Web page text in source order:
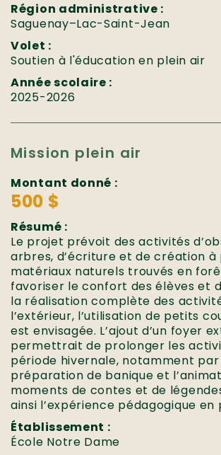
Région administrative :
Saguenay–Lac-Saint-Jean
Volet :
Soutien à l'éducation en plein air
Année scolaire :
2025-2026
Mission plein air
Montant donné :
500 $
Résumé :
Le projet prévoit des activités
arbres, d’écriture et de création
matériaux naturels trouvés en
favoriser le confort des élèves et
la réalisation complète des
l’extérieur, l’utilisation de petits
est envisagée. L’ajout d’un foyer
permettrait de prolonger les
période hivernale, notamment
préparation de banique et
moments de contes et de
ainsi l’expérience pédagogique en
Établissement :
École Notre Dame